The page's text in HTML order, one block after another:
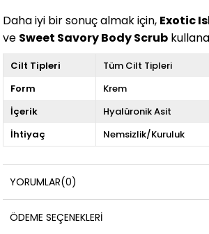
Daha iyi bir sonuç almak için, Exotic
ve Sweet Savory Body Scrub
Cilt Tipleri
Tüm Cilt Tipleri
Form
Krem
İçerik
Hyalüronik Asit
İhtiyaç
Nemsizlik/Kuruluk
YORUMLAR(0)
ÖDEME SEÇENEKLERI